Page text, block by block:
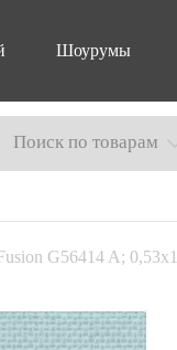
Шоурумы
Поиск по товарам
G56414 A;